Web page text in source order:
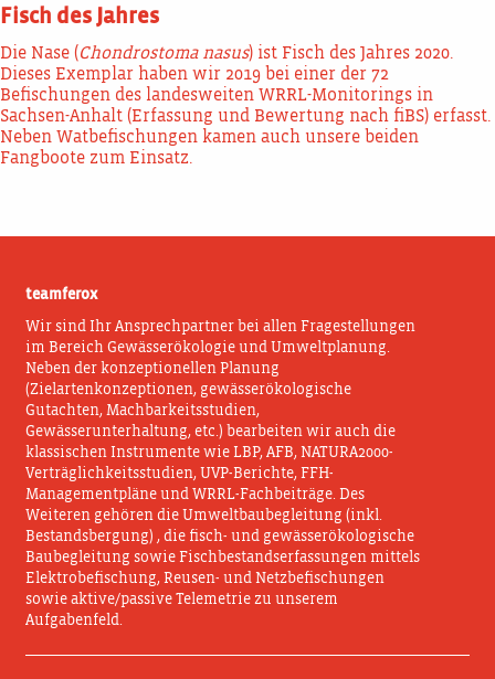
Fisch des Jahres
Die Nase (Chondrostoma nasus) ist Fisch des Jahres 2020.
Dieses Exemplar haben wir 2019 bei einer der 72
Befischungen des landesweiten WRRL-Monitorings in
Sachsen-Anhalt (Erfassung und Bewertung nach fiBS) erfasst.
Neben Watbefischungen kamen auch unsere beiden
Fangboote zum Einsatz.
teamferox
Wir sind Ihr Ansprechpartner bei allen Fragestellungen
im Bereich Gewässerökologie und Umweltplanung.
Neben der konzeptionellen Planung
(Zielartenkonzeptionen, gewässerökologische
Gutachten, Machbarkeitsstudien,
Gewässerunterhaltung, etc.) bearbeiten wir auch die
klassischen Instrumente wie LBP, AFB, NATURA2000-
Verträglichkeitsstudien, UVP-Berichte, FFH-
Managementpläne und WRRL-Fachbeiträge. Des
Weiteren gehören die Umweltbaubegleitung (inkl.
Bestandsbergung) , die fisch- und gewässerökologische
Baubegleitung sowie Fischbestandserfassungen mittels
Elektrobefischung, Reusen- und Netzbefischungen
sowie aktive/passive Telemetrie zu unserem
Aufgabenfeld.